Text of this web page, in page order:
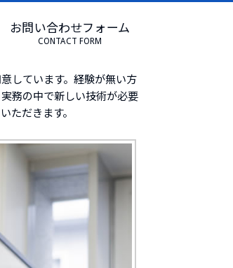
お問い合わせフォーム
CONTACT FORM
しています。経験が無い方
務の中で新しい技術が必要
ただきます。